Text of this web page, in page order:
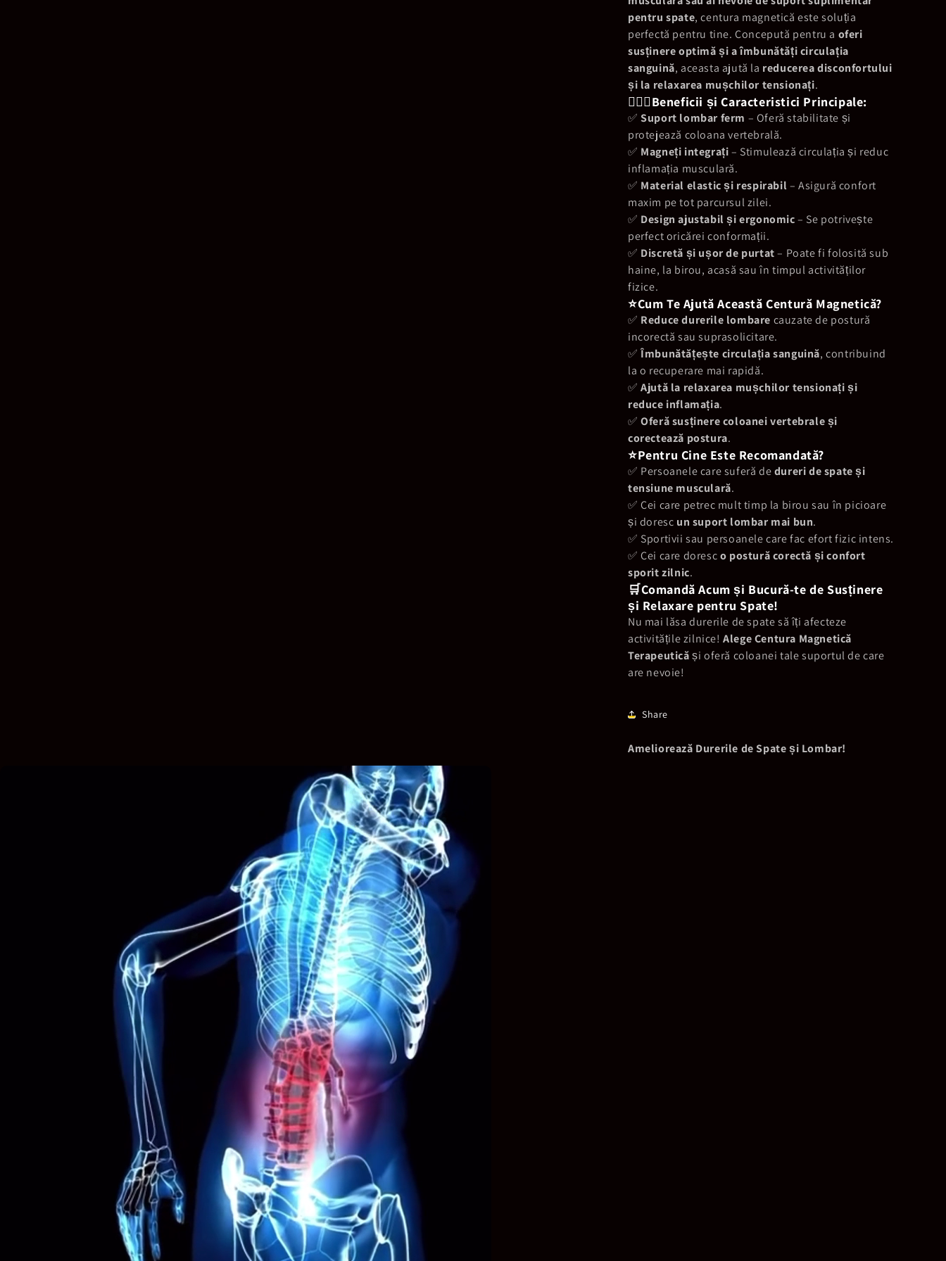
pentru spate, centura magnetică este soluția
perfectă pentru tine. Concepută pentru a oferi
susținere optimă și a îmbunătăți circulația
sanguină, aceasta ajută la reducerea disconfortului
și la relaxarea mușchilor tensionați.
👨🏻‍⚕️Beneficii și Caracteristici Principale:
✅ Suport lombar ferm – Oferă stabilitate și
protejează coloana vertebrală.
✅ Magneți integrați– Stimulează circulația și reduc
inflamația musculară.
✅ Material elastic și respirabil– Asigură confort
maxim pe tot parcursul zilei.
✅ Design ajustabil și ergonomic – Se potrivește
perfect oricărei conformații.
✅ Discretă și ușor de purtat – Poate fi folosită sub
haine, la birou, acasă sau în timpul activităților
fizice.
⭐️Cum Te Ajută Această Centură Magnetică?
✅ Reduce durerile lombare cauzate de postură
incorectă sau suprasolicitare.
✅ Îmbunătățește circulația sanguină, contribuind
la o recuperare mai rapidă.
✅ Ajută la relaxarea mușchilor tensionați și
reduce inflamația.
✅ Oferă susținere coloanei vertebrale și
corectează postura.
⭐️Pentru Cine Este Recomandată?
✅ Persoanele care suferă dedureri de spate și
tensiune musculară.
✅ Cei care petrec mult timp la birou sau în picioare
și doresc un suport lombar mai bun.
✅ Sportivii sau persoanele care fac efort fizic intens.
✅ Cei care doresco postură corectă și confort
sporit zilnic.
🛒Comandă Acum și Bucură-te de Susținere
și Relaxare pentru Spate!
Nu mai lăsa durerile de spate să îți afecteze
activitățile zilnice! Alege Centura Magnetică
Terapeutică și oferă coloanei tale suportul de care
are nevoie!
Share
Ameliorează Durerile de Spate și Lombar!